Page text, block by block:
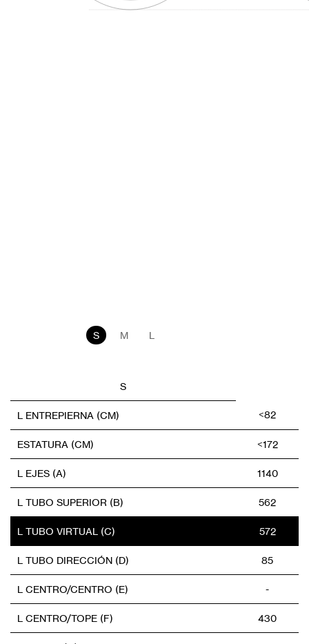
S M L
S
L ENTREPIERNA (CM) <82
ESTATURA (CM) <172
L EJES (A) 1140
L TUBO SUPERIOR (B) 562
L TUBO VIRTUAL (C) 572
L TUBO DIRECCIÓN (D) 85
L CENTRO/CENTRO (E) -
L CENTRO/TOPE (F) 430